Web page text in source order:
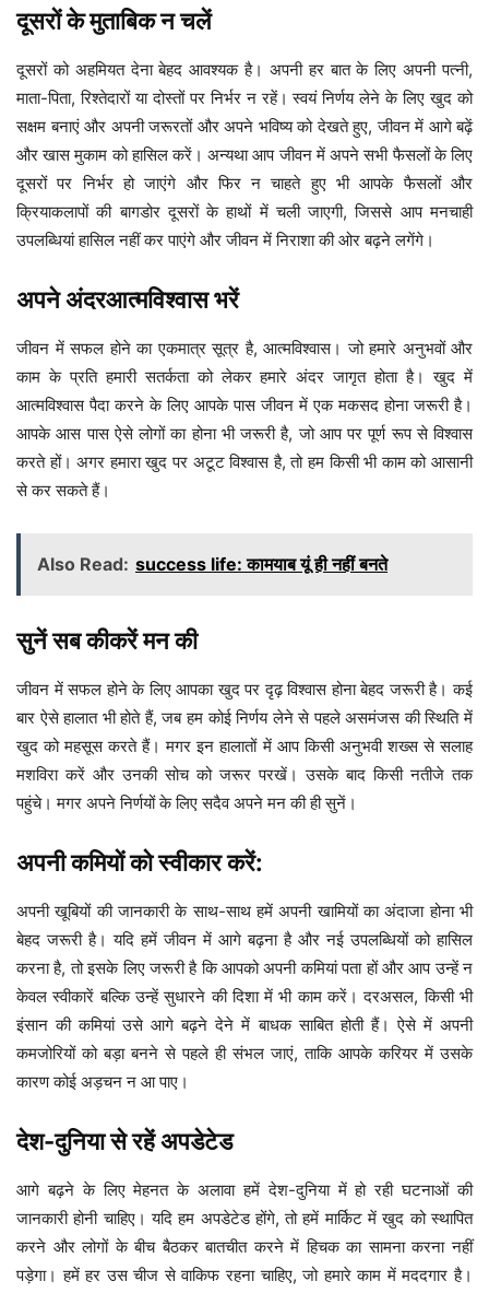
दूसरों के मुताबिक न चलें
दूसरों को अहमियत देना बेहद आवश्यक है। अपनी हर बात के लिए अपनी पत्नी,
माता-पिता, रिश्तेदारों या दोस्तों पर निर्भर न रहें। स्वयं निर्णय लेने के लिए खुद को
सक्षम बनाएं और अपनी जरूरतों और अपने भविष्य को देखते हुए, जीवन में आगे बढ़ें
और खास मुकाम को हासिल करें। अन्यथा आप जीवन में अपने सभी फैसलों के लिए
दूसरों पर निर्भर हो जाएंगे और फिर न चाहते हुए भी आपके फैसलों और
क्रियाकलापों की बागडोर दूसरों के हाथों में चली जाएगी, जिससे आप मनचाही
उपलब्धियां हासिल नहीं कर पाएंगे और जीवन में निराशा की ओर बढ़ने लगेंगे।
अपने अंदरआत्मविश्वास भरें
जीवन में सफल होने का एकमात्र सूत्र है, आत्मविश्वास। जो हमारे अनुभवों और
काम के प्रति हमारी सतर्कता को लेकर हमारे अंदर जागृत होता है। खुद में
आत्मविश्वास पैदा करने के लिए आपके पास जीवन में एक मकसद होना जरूरी है।
आपके आस पास ऐसे लोगों का होना भी जरूरी है, जो आप पर पूर्ण रूप से विश्वास
करते हों। अगर हमारा खुद पर अटूट विश्वास है, तो हम किसी भी काम को आसानी
से कर सकते हैं।
Also Read: success life: कामयाब यूं ही नहीं बनते
सुनें सब कीकरें मन की
जीवन में सफल होने के लिए आपका खुद पर दृढ़ विश्वास होना बेहद जरूरी है। कई
बार ऐसे हालात भी होते हैं, जब हम कोई निर्णय लेने से पहले असमंजस की स्थिति में
खुद को महसूस करते हैं। मगर इन हालातों में आप किसी अनुभवी शख्स से सलाह
मशविरा करें और उनकी सोच को जरूर परखें। उसके बाद किसी नतीजे तक
पहुंचे। मगर अपने निर्णयों के लिए सदैव अपने मन की ही सुनें।
अपनी कमियों को स्वीकार करें:
अपनी खूबियों की जानकारी के साथ-साथ हमें अपनी खामियों का अंदाजा होना भी
बेहद जरूरी है। यदि हमें जीवन में आगे बढ़ना है और नई उपलब्धियों को हासिल
करना है, तो इसके लिए जरूरी है कि आपको अपनी कमियां पता हों और आप उन्हें न
केवल स्वीकारें बल्कि उन्हें सुधारने की दिशा में भी काम करें। दरअसल, किसी भी
इंसान की कमियां उसे आगे बढ़ने देने में बाधक साबित होती हैं। ऐसे में अपनी
कमजोरियों को बड़ा बनने से पहले ही संभल जाएं, ताकि आपके करियर में उसके
कारण कोई अड़चन न आ पाए।
देश-दुनिया से रहें अपडेटेड
आगे बढ़ने के लिए मेहनत के अलावा हमें देश-दुनिया में हो रही घटनाओं की
जानकारी होनी चाहिए। यदि हम अपडेटेड होंगे, तो हमें मार्किट में खुद को स्थापित
करने और लोगों के बीच बैठकर बातचीत करने में हिचक का सामना करना नहीं
पड़ेगा। हमें हर उस चीज से वाकिफ रहना चाहिए, जो हमारे काम में मददगार है।